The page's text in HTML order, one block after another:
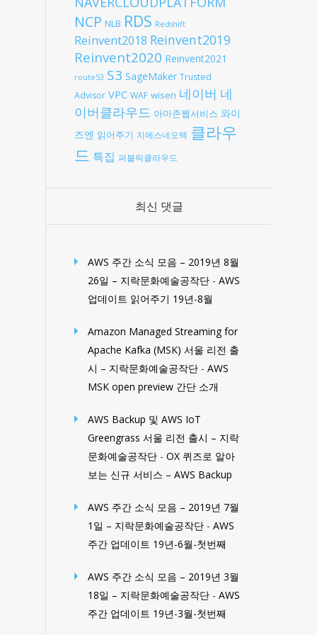
NCP NLB RDS Redshift
Reinvent2018 Reinvent2019
Reinvent2020 Reinvent2021
route53 S3 SageMaker Trusted
Advisor VPC WAF wisen 네이버 네
이버클라우드 아마존웹서비스 와이
즈엔 읽어주기 지에스네오텍 클라우
드 특집 퍼블릭클라우드
최신 댓글
AWS 주간 소식 모음 – 2019년 8월
26일 – 지락문화예술공작단 - AWS
업데이트 읽어주기 19년-8월
Amazon Managed Streaming for
Apache Kafka (MSK) 서울 리전 출
시 – 지락문화예술공작단 - AWS
MSK open preview 간단 소개
AWS Backup 및 AWS IoT
Greengrass 서울 리전 출시 – 지락
문화예술공작단 - OX 퀴즈로 알아
보는 신규 서비스 – AWS Backup
AWS 주간 소식 모음 – 2019년 7월
1일 – 지락문화예술공작단 - AWS
주간 업데이트 19년-6월-첫번째
AWS 주간 소식 모음 – 2019년 3월
18일 – 지락문화예술공작단 - AWS
주간 업데이트 19년-3월-첫번째